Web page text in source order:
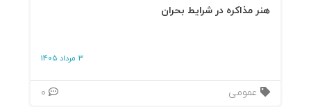
هنر مذاکره در شرایط بحران
3 مرداد 1405
عمومی